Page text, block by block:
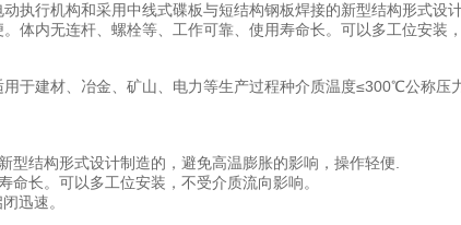
执行机构和采用中线式碟板与短结构钢板焊接的新型结构形式设
体内无连杆、螺栓等、工作可靠、使用寿命长。可以多工位安装
于建材、冶金、矿山、电力等生产过程种介质温度≤300℃公称压
型结构形式设计制造的，避免高温膨胀的影响，操作轻便.
长。可以多工位安装，不受介质流向影响。
迅速。